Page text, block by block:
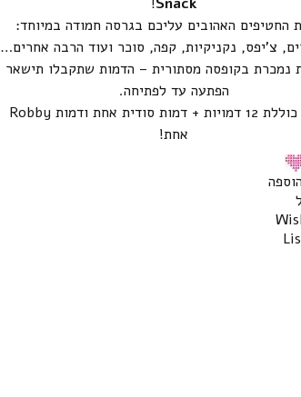
החטיפים האהובים עליכם בגרסה חמודה במיוחד:
צ’יפס, נקניקיות, קפה, סוכר ועוד הרבה אחרים…
נמכרת בקופסה מסתורית – הדמות שתקבלו תישאר
הפתעה עד לפתיחה.
הסדרה כוללת 12 דמויות + דמות סודית אחת ודמות Robby
אחת!
הוספה
ל